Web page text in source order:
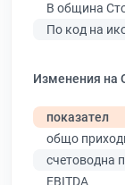
В община
По код на
Изменения на
показател
общо
счетоводна
EBITDA